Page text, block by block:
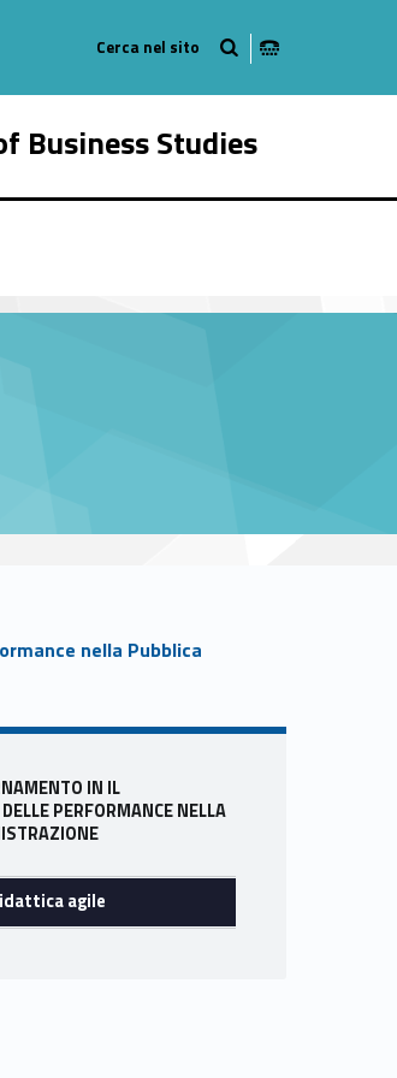
Business Studies
nella Pubblica
IN IL
PERFORMANCE NELLA
agile